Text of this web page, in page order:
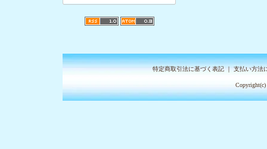
特定商取引法に基づく表記｜支払い方法